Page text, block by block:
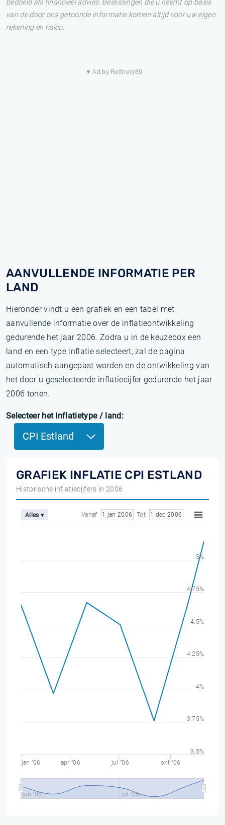
bedoeld als financieel advies. Beslissingen die u neemt op basis
van de door ons getoonde informatie komen altijd voor uw eigen
rekening en risico.
▼ Ad by Refinery89
AANVULLENDE INFORMATIE PER
LAND
Hieronder vindt u een grafiek en een tabel met
aanvullende informatie over de inflatieontwikkeling
gedurende het jaar 2006. Zodra u in de keuzebox een
land en een type inflatie selecteert, zal de pagina
automatisch aangepast worden en de ontwikkeling van
het door u geselecteerde inflatiecijfer gedurende het jaar
2006 tonen.
Selecteer het inflatietype / land:
CPI Estland
GRAFIEK INFLATIE CPI ESTLAND
Historische inflatiecijfers in 2006
Alles ▾ Vanaf 1 jan 2006 Tot 1 dec 2006
jan "06 apr "06 jul "06 okt "06
jan "06 jul "06
3.5%
3.75%
4%
4.25%
4.5%
4.75%
5%